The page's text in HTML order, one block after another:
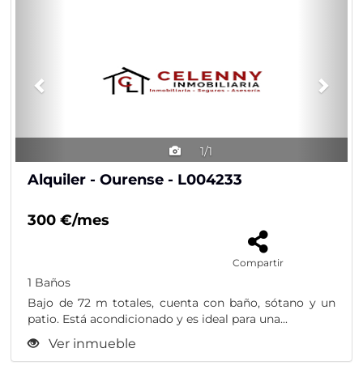
1/1
Alquiler - Ourense - L004233
300 €/mes
Compartir
1 Baños
Bajo de 72 m totales, cuenta con baño, sótano y un
patio. Está acondicionado y es ideal para una...
Ver inmueble